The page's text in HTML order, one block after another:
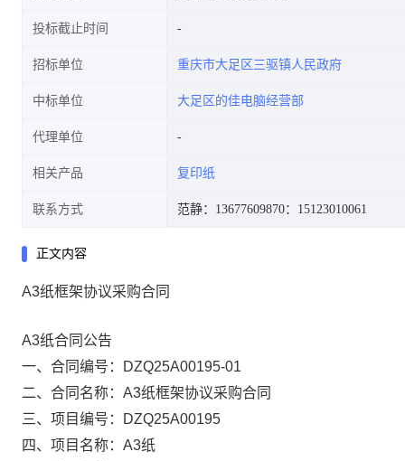
投标截止时间
招标单位 重庆市大足区三驱镇人民政府
中标单位 大足区的佳电脑经营部
代理单位
相关产品 复印纸
联系方式 范静：13677609870：15123010061
正文内容
A3纸框架协议采购合同
A3纸合同公告
一、合同编号：DZQ25A00195-01
二、合同名称：A3纸框架协议采购合同
三、项目编号：DZQ25A00195
四、项目名称：A3纸